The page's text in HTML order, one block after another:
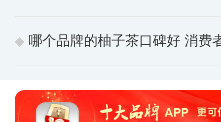
哪个品牌的柚子茶口碑好 消费者公